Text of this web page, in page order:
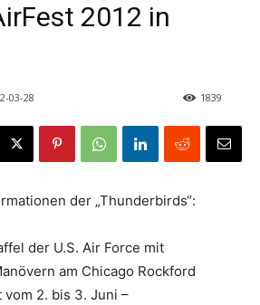
2012 in
03-28 1839
der „Thunderbirds“:
der U.S. Air Force mit
am Chicago Rockford
2. bis 3. Juni –